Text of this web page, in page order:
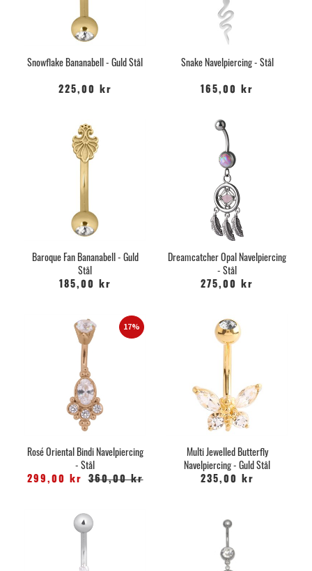
Snowflake Bananabell - Guld Stål
225,00 kr
Snake Navelpiercing - Stål
165,00 kr
Baroque Fan Bananabell - Guld
Stål
185,00 kr
Dreamcatcher Opal Navelpiercing
- Stål
275,00 kr
17%
Rosé Oriental Bindi Navelpiercing
- Stål
299,00 kr 360,00 kr
Multi Jewelled Butterfly
Navelpiercing - Guld Stål
235,00 kr